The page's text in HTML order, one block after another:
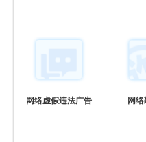
网络虚假违法广告 网